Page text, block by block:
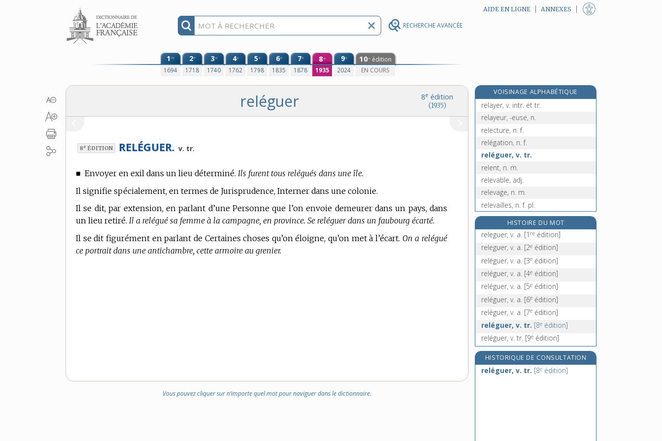
RECHERCHE AVANCÉE
Aller au contenu AIDE EN LIGNE ANNEXES
1re
1694
2e
1718
3e
1740
4e
1762
5e
1798
6e
1835
7e
1878
8e
1935
9e
2024
10e édition
EN COURS
8e édition
(1935)
reléguer
8e ÉDITION RELÉGUER. v. tr.
■ Envoyer en exil dans un lieu déterminé. Ils furent tous relégués dans une île.
Il signifie spécialement, en termes de Jurisprudence, Interner dans une colonie.
Il se dit, par extension, en parlant d’une Personne que l’on envoie demeurer dans un pays, dans
un lieu retiré. Il a relégué sa femme à la campagne, en province. Se reléguer dans un faubourg écarté.
Il se dit figurément en parlant de Certaines choses qu’on éloigne, qu’on met à l’écart. On a relégué
ce portrait dans une antichambre, cette armoire au grenier.
Vous pouvez cliquer sur n’importe quel mot pour naviguer dans le dictionnaire.
VOISINAGE ALPHABÉTIQUE
relaxer, v. tr.
relayer, v. intr. et tr.
relayeur, -euse, n.
relecture, n. f.
relégation, n. f.
reléguer, v. tr.
relent, n. m.
relevable, adj.
relevage, n. m.
relevailles, n. f. pl.
relève, n. f.
relevé [I], n. m.
relevée, n. f.
relèvement, n. m.
HISTOIRE DU MOT
releguer, v. a. [1 re édition]
releguer, v. a. [2e édition]
reléguer, v. a. [3e édition]
reléguer, v. a. [4e édition]
reléguer, v. a. [5e édition]
reléguer, v. a. [6e édition]
reléguer, v. a. [7e édition]
reléguer, v. tr. [8e édition]
reléguer, v. tr. [9e édition]
HISTORIQUE DE CONSULTATION
reléguer, v. tr. [8e édition]